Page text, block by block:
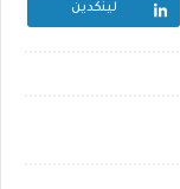
لينكدين